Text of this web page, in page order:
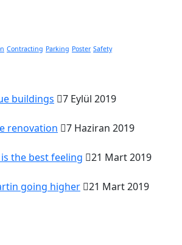
Contracting Parking Poster Safety
buildings 7 Eylül 2019
renovation 7 Haziran 2019
the best feeling 21 Mart 2019
going higher 21 Mart 2019